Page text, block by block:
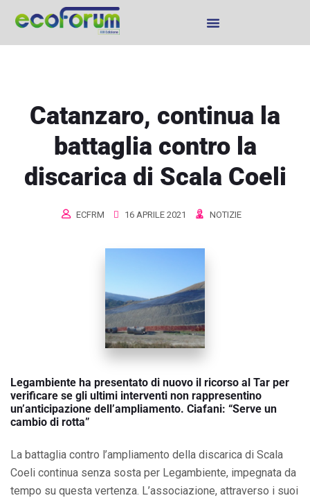
Catanzaro, continua la
battaglia contro la
discarica di Scala Coeli
ECFRM 16 APRILE 2021 NOTIZIE
Legambiente ha presentato di nuovo il ricorso al Tar per
verificare se gli ultimi interventi non rappresentino
un’anticipazione dell’ampliamento. Ciafani: “Serve un
cambio di rotta”
La battaglia contro l’ampliamento della discarica di Scala
Coeli continua senza sosta per Legambiente, impegnata da
tempo su questa vertenza. L’associazione, attraverso i suoi